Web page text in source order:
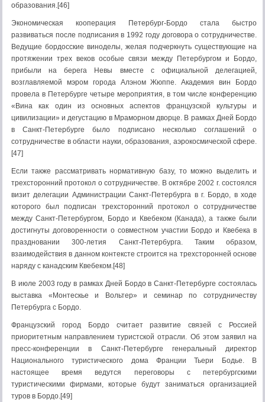
образования.[46]
Экономическая кооперация Петербург-Бордо стала быстро
развиваться после подписания в 1992 году договора о сотрудничестве.
Ведущие бордосские виноделы, желая подчеркнуть существующие на
протяжении трех веков особые связи между Петербургом и Бордо,
прибыли на берега Невы вместе с официальной делегацией,
возглавляемой мэром города Алэном Жюппе. Академия вин Бордо
провела в Петербурге четыре мероприятия, в том числе конференцию
«Вина как один из основных аспектов французской культуры и
цивилизации» и дегустацию в Мраморном дворце. В рамках Дней Бордо
в Санкт-Петербурге было подписано несколько соглашений о
сотрудничестве в области науки, образования, аэрокосмической сфере.
[47]
Если также рассматривать нормативную базу, то можно выделить и
трехсторонний протокол о сотрудничестве. В октябре 2002 г. состоялся
визит делегации Администрации Санкт-Петербурга в г. Бордо, в ходе
которого был подписан трехсторонний протокол о сотрудничестве
между Санкт-Петербургом, Бордо и Квебеком (Канада), а также были
достигнуты договоренности о совместном участии Бордо и Квебека в
праздновании 300-летия Санкт-Петербурга. Таким образом,
взаимодействия в данном контексте строится на трехсторонней основе
наряду с канадским Квебеком.[48]
В июле 2003 году в рамках Дней Бордо в Санкт-Петербурге состоялась
выставка «Монтескье и Вольтер» и семинар по сотрудничеству
Петербурга с Бордо.
Французский город Бордо считает развитие связей с Россией
приоритетным направлением туристской отрасли. Об этом заявил на
пресс-конференции в Санкт-Петербурге генеральный директор
Национального туристического дома Франции Тьери Бодье. В
настоящее время ведутся переговоры с петербургскими
туристическими фирмами, которые будут заниматься организацией
туров в Бордо.[49]